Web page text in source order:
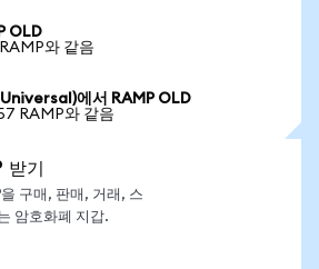
OLD
와 같음
에서 RAMP OLD
RAMP와 같음
받기
구매, 판매, 거래, 스
암호화폐 지갑.